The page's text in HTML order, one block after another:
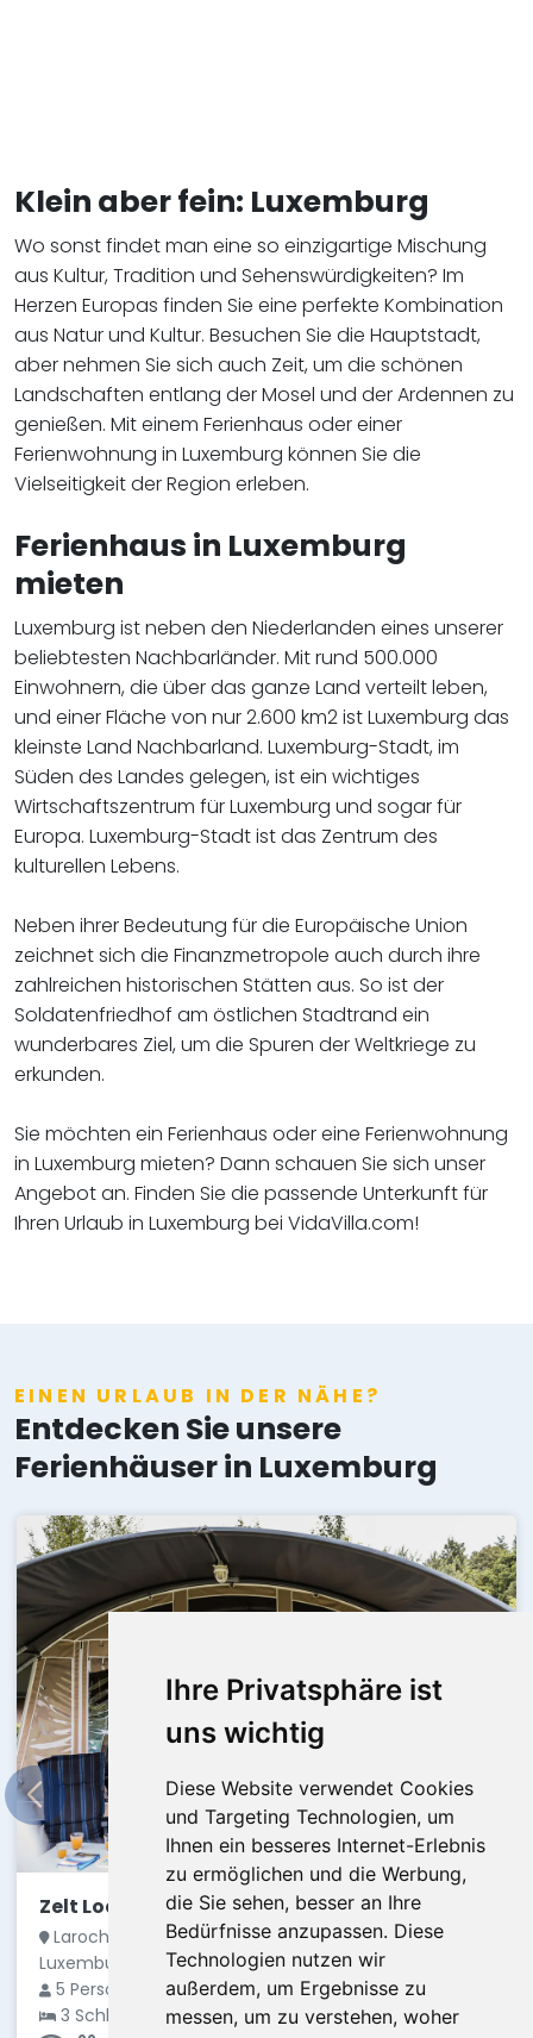
Ihre Privatsphäre ist
uns wichtig
Diese Website verwendet Cookies
und Targeting Technologien, um
Ihnen ein besseres Internet-Erlebnis
zu ermöglichen und die Werbung,
die Sie sehen, besser an Ihre
Bedürfnisse anzupassen. Diese
Technologien nutzen wir
außerdem, um Ergebnisse zu
messen, um zu verstehen, woher
Klein aber fein: Luxemburg
Wo sonst findet man eine so einzigartige Mischung
aus Kultur, Tradition und Sehenswürdigkeiten? Im
Herzen Europas finden Sie eine perfekte Kombination
aus Natur und Kultur. Besuchen Sie die Hauptstadt,
aber nehmen Sie sich auch Zeit, um die schönen
Landschaften entlang der Mosel und der Ardennen zu
genießen. Mit einem Ferienhaus oder einer
Ferienwohnung in Luxemburg können Sie die
Vielseitigkeit der Region erleben.
Ferienhaus in Luxemburg
mieten
Luxemburg ist neben den Niederlanden eines unserer
beliebtesten Nachbarländer. Mit rund 500.000
Einwohnern, die über das ganze Land verteilt leben,
und einer Fläche von nur 2.600 km2 ist Luxemburg das
kleinste Land Nachbarland. Luxemburg-Stadt, im
Süden des Landes gelegen, ist ein wichtiges
Wirtschaftszentrum für Luxemburg und sogar für
Europa. Luxemburg-Stadt ist das Zentrum des
kulturellen Lebens.
Neben ihrer Bedeutung für die Europäische Union
zeichnet sich die Finanzmetropole auch durch ihre
zahlreichen historischen Stätten aus. So ist der
Soldatenfriedhof am östlichen Stadtrand ein
wunderbares Ziel, um die Spuren der Weltkriege zu
erkunden.
Sie möchten ein Ferienhaus oder eine Ferienwohnung
in Luxemburg mieten? Dann schauen Sie sich unser
Angebot an. Finden Sie die passende Unterkunft für
Ihren Urlaub in Luxemburg bei VidaVilla.com!
EINEN URLAUB IN DER NÄHE?
Entdecken Sie unsere
Ferienhäuser in Luxemburg
Zelt Lodge Resort Auf Kengert 1
Larochette-Medernach, Luxembourg,
Luxemburg
5 Personen
3 Schlafzimmer
durchschnittlich